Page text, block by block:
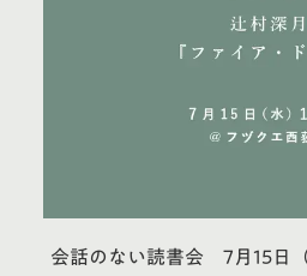
会話のない読書会 7月15日